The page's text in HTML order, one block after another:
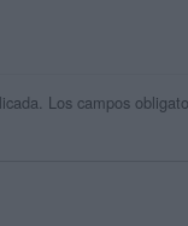
Los campos